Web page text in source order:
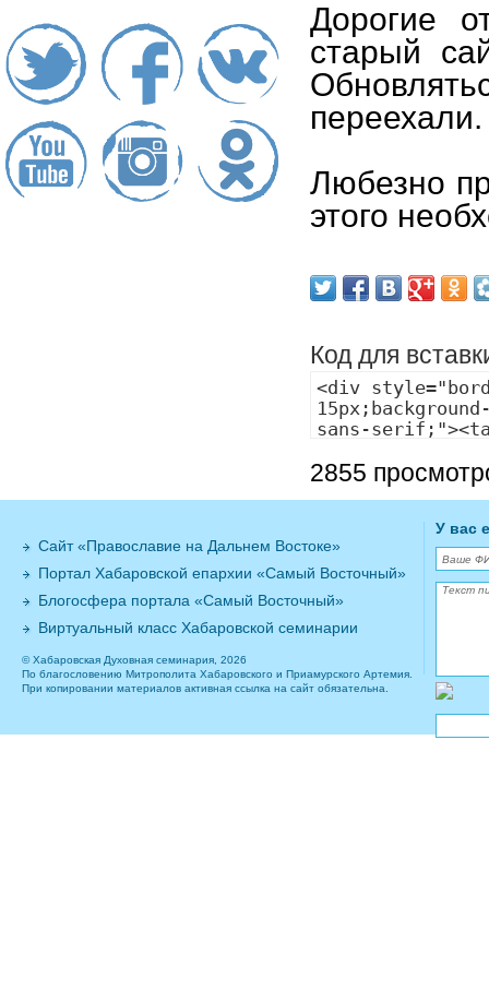
Дорогие
старый
переехали.
Любезно
этого
Код для
2855
Сайт «Православие на Дальнем Востоке»
Портал Хабаровской епархии «Самый Восточный»
Блогосфера портала «Самый Восточный»
Виртуальный класс Хабаровской семинарии
© Хабаровская Духовная семинария, 2026
По благословению Митрополита Хабаровского и Приамурского Артемия.
При копировании материалов активная ссылка на сайт обязательна.
У вас